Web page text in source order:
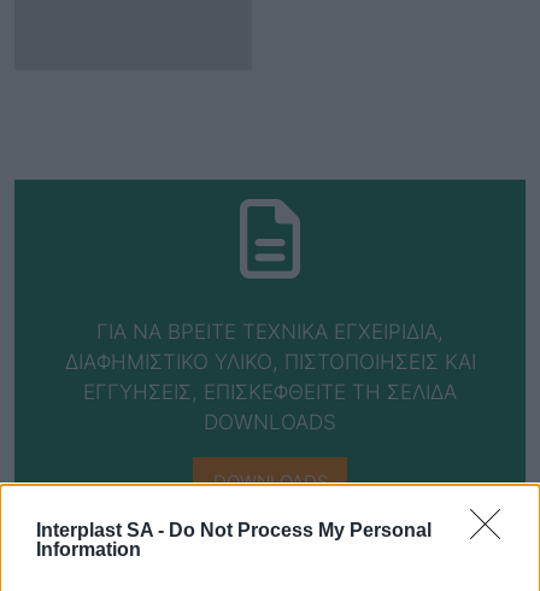
Interplast SA - Do Not Process My Personal
Information
ΓΙΑ ΝΑ ΒΡΕΙΤΕ ΤΕΧΝΙΚΑ ΕΓΧΕΙΡΙΔΙΑ,
ΔΙΑΦΗΜΙΣΤΙΚΟ ΥΛΙΚΟ, ΠΙΣΤΟΠΟΙΗΣΕΙΣ ΚΑΙ
ΕΓΓΥΗΣΕΙΣ, ΕΠΙΣΚΕΦΘΕΙΤΕ ΤΗ ΣΕΛΙΔΑ
DOWNLOADS
DOWNLOADS